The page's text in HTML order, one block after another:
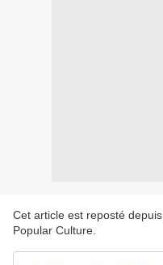
Cet article est reposté depuis
Popular Culture